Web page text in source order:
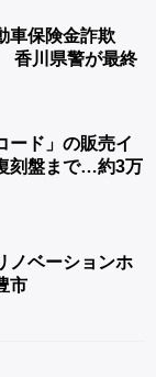
車保険金詐欺
香川県警が最終
ード」の販売イ
刻盤まで…約3万
ノベーションホ
市